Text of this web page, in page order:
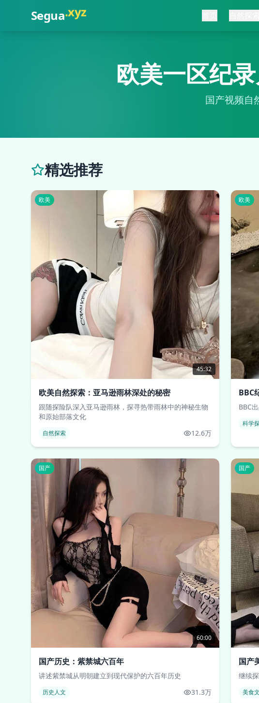
Segua.com
欧美一区纪
国产视频自
精选推荐
45:32
欧美
欧美自然探索：亚马逊雨林深处的秘密
跟随探险队深入亚马逊雨林，探寻热带雨林中的神秘生物
和原始部落文化
自然探索 12.6万
欧美
BBC
BBC
科学
60:00
国产
国产历史：紫禁城六百年
讲述紫禁城从明朝建立到现代保护的六百年历史
历史人文 31.3万
国产
国产
继续
美食